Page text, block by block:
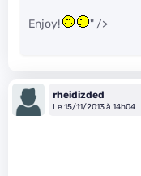
Enjoy! " />
rheidizded
Le 15/11/2013 à 14h04